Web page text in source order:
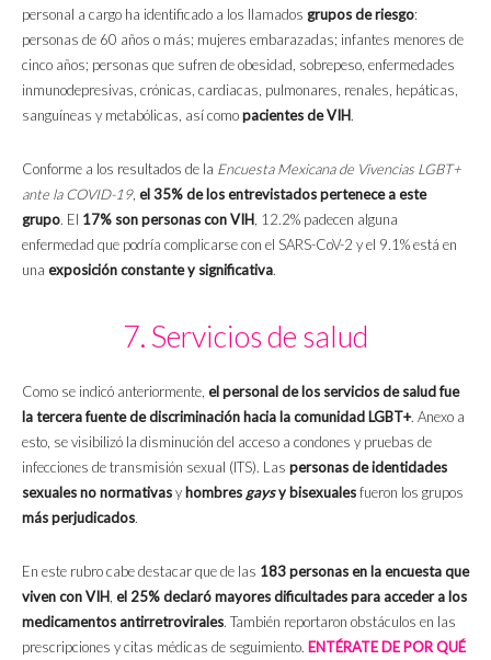
personal a cargo ha identificado a los llamados grupos de riesgo:
personas de 60 años o más; mujeres embarazadas; infantes menores de
cinco años; personas que sufren de obesidad, sobrepeso, enfermedades
inmunodepresivas, crónicas, cardiacas, pulmonares, renales, hepáticas,
sanguíneas y metabólicas, así comopacientes de VIH.
Conforme a los resultados de la Encuesta Mexicana de Vivencias LGBT+
ante la COVID-19, el 35% de los entrevistados pertenece a este
grupo. El 17% son personas con VIH, 12.2% padecen alguna
enfermedad que podría complicarse con el SARS-CoV-2 y el 9.1% está en
una exposición constante y significativa.
7. Servicios de salud
Como se indicó anteriormente, el personal de los servicios de salud fue
la tercera fuente de discriminación hacia la comunidad LGBT+. Anexo a
esto, se visibilizó la disminución del acceso a condones y pruebas de
infecciones de transmisión sexual (ITS). Las personas de identidades
sexuales no normativasy hombresgaysy bisexualesfueron los grupos
más perjudicados.
En este rubro cabe destacar que de las 183 personas en la encuesta que
viven con VIH, el 25% declaró mayores dificultades para acceder a los
medicamentos antirretrovirales. También reportaron obstáculos en las
prescripciones y citas médicas de seguimiento. ENTÉRATE DE POR QUÉ